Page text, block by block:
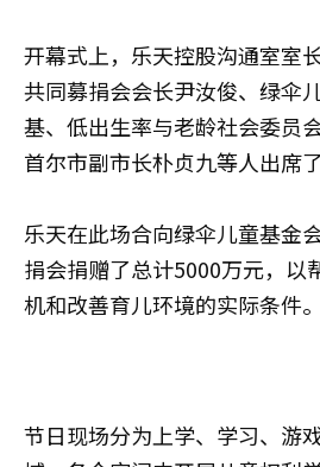
开幕式上，乐天控股沟通室室
共同募捐会会长尹汝俊、绿伞
基、低出生率与老龄社会委员
首尔市副市长朴贞九等人出席了
乐天在此场合向绿伞儿童基金
捐会捐赠了总计5000万元，以
机和改善育儿环境的实际条件。
节日现场分为上学、学习、游